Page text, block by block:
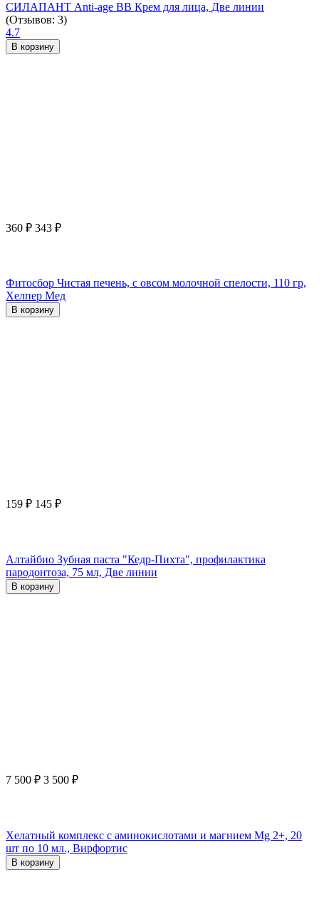
СИЛАПАНТ Anti-age ВВ Крем для лица, Две линии
(Отзывов: 3)
4.7
В корзину
360 ₽ 343 ₽
Фитосбор Чистая печень, с овсом молочной спелости, 110 гр,
Хелпер Мед
В корзину
159 ₽ 145 ₽
Алтайбио Зубная паста "Кедр-Пихта", профилактика
пародонтоза, 75 мл, Две линии
В корзину
7 500 ₽ 3 500 ₽
Хелатный комплекс с аминокислотами и магнием Mg 2+, 20
шт по 10 мл., Вирфортис
В корзину